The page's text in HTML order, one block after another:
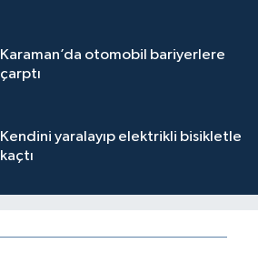
Karaman’da otomobil bariyerlere
çarptı
Kendini yaralayıp elektrikli bisikletle
kaçtı